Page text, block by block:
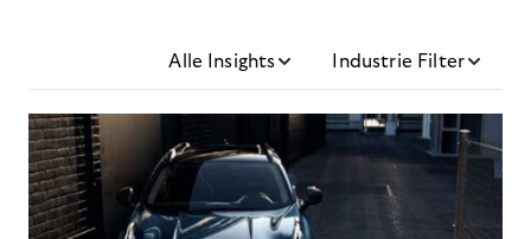
Alle Insights Industrie Filter